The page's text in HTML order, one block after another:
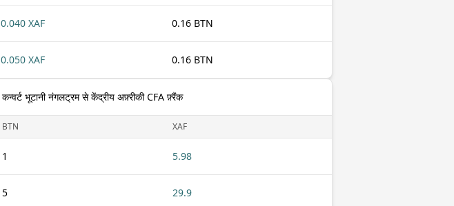
0.040 XAF 0.16 BTN
0.050 XAF 0.16 BTN
कन्वर्ट भूटानी नंगलट्रम से केंद्रीय अफ़्रीकी CFA फ़्रैंक
BTN XAF
1 5.98
5 29.9